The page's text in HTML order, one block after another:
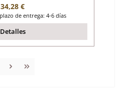
Precio normal:
34,28 €
de entrega: 4-6 días
Detalles